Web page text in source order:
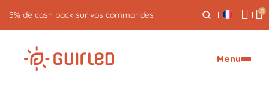
5% de cash back sur vos commandes 0
Menu